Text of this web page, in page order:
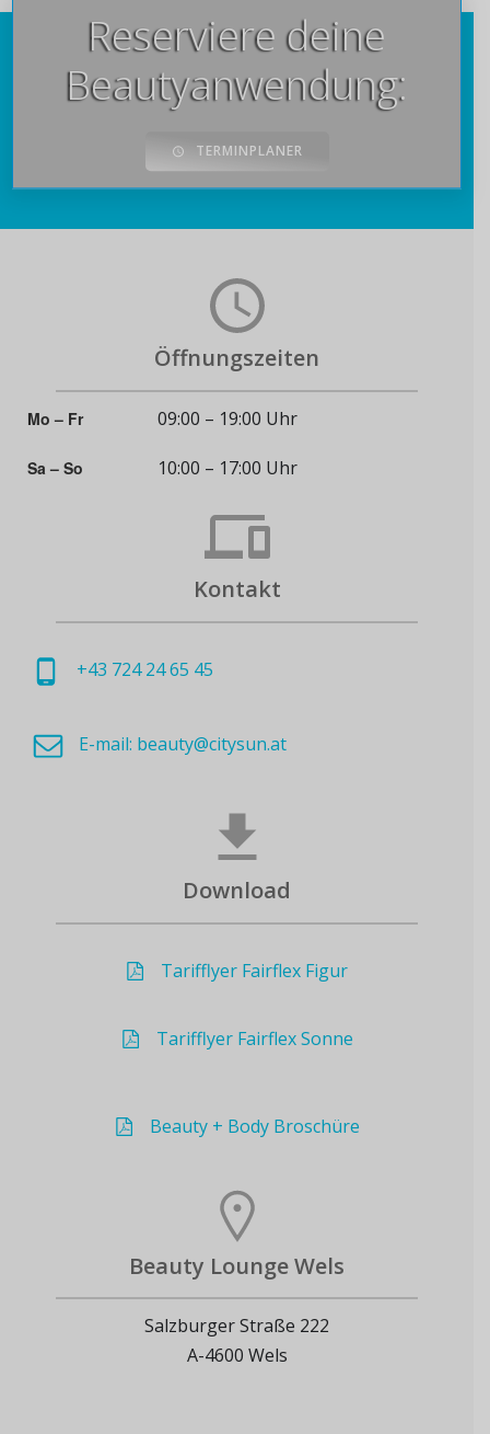
Reserviere deine
Beautyanwendung:
TERMINPLANER
Öffnungszeiten
Mo – Fr
Sa – So
09:00 – 19:00 Uhr
10:00 – 17:00 Uhr
Kontakt
+43 724 24 65 45
E-mail: beauty@citysun.at
Download
Tarifflyer Fairflex Figur
Tarifflyer Fairflex Sonne
Beauty + Body Broschüre
Beauty Lounge Wels
Salzburger Straße 222
A-4600 Wels